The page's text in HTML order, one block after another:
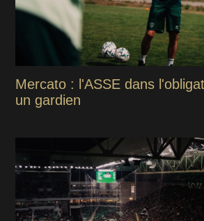
Mercato : l'ASSE dans
un gardien